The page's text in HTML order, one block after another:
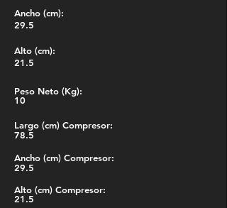
Ancho (cm):
29.5
Alto (cm):
21.5
Peso Neto (Kg):
10
Largo (cm) Compresor:
78.5
Ancho (cm) Compresor:
29.5
Alto (cm) Compresor:
21.5